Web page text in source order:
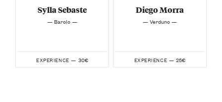
Sylla Sebaste
— Barolo —
EXPERIENCE — 30€
Diego Morra
— Verduno —
EXPERIENCE — 25€